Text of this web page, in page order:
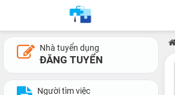
Nhà tuyển dụng
ĐĂNG TUYỂN
Người tìm việc